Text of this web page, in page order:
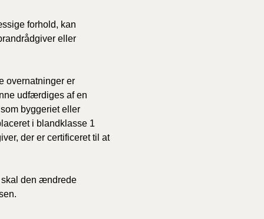
forhold, kan
eller
overnatninger er
udfærdiges af en
byggeriet eller
i blandklasse 1
der er certificeret til at
skal den ændrede